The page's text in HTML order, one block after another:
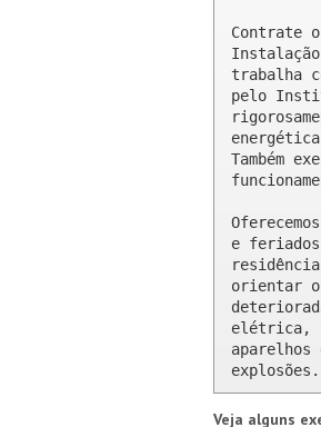
Contrate
trabalha
pelo
Também
e
orientar
elétrica,
explosões.
Veja alguns